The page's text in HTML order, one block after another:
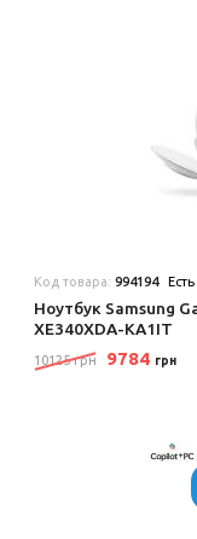
Код товара:994194
Ноутбук Samsung
XE340XDA-KA1IT
10125 грн 9784 грн